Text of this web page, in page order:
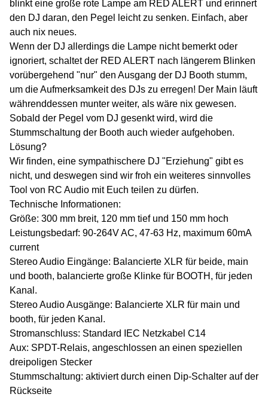
blinkt eine große rote Lampe am RED ALERT und erinnert
den DJ daran, den Pegel leicht zu senken. Einfach, aber
auch nix neues.
Wenn der DJ allerdings die Lampe nicht bemerkt oder
ignoriert, schaltet der RED ALERT nach längerem Blinken
vorübergehend "nur" den Ausgang der DJ Booth stumm,
um die Aufmerksamkeit des DJs zu erregen! Der Main läuft
währenddessen munter weiter, als wäre nix gewesen.
Sobald der Pegel vom DJ gesenkt wird, wird die
Stummschaltung der Booth auch wieder aufgehoben.
Lösung?
Wir finden, eine sympathischere DJ "Erziehung" gibt es
nicht, und deswegen sind wir froh ein weiteres sinnvolles
Tool von RC Audio mit Euch teilen zu dürfen.
Technische Informationen:
Größe: 300 mm breit, 120 mm tief und 150 mm hoch
Leistungsbedarf: 90-264V AC, 47-63 Hz, maximum 60mA
current
Stereo Audio Eingänge: Balancierte XLR für beide, main
und booth, balancierte große Klinke für BOOTH, für jeden
Kanal.
Stereo Audio Ausgänge: Balancierte XLR für main und
booth, für jeden Kanal.
Stromanschluss: Standard IEC Netzkabel C14
Aux: SPDT-Relais, angeschlossen an einen speziellen
dreipoligen Stecker
Stummschaltung: aktiviert durch einen Dip-Schalter auf der
Rückseite